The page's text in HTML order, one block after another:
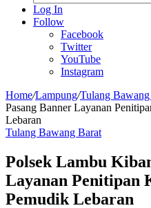
Log In
Follow
Facebook
Twitter
YouTube
Instagram
Home/Lampung/Tulang
Pasang Banner Layanan
Lebaran
Tulang Bawang Barat
Polsek Lambu
Layanan Penitipan
Pemudik Lebaran